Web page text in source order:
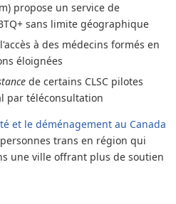
propose un service de
sans limite géographique
à des médecins formés en
éloignées
de certains CLSC pilotes
par téléconsultation
et le déménagement au Canada
trans en région qui
une ville offrant plus de soutien